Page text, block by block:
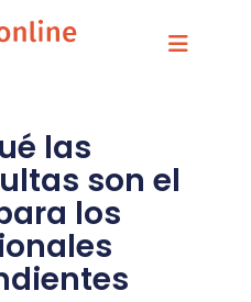
las
son el
los